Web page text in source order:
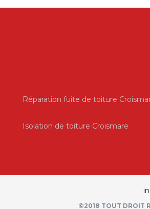
Réparation fuite de toiture
Isolation de toiture Croismare
©2018 TOUT DROIT